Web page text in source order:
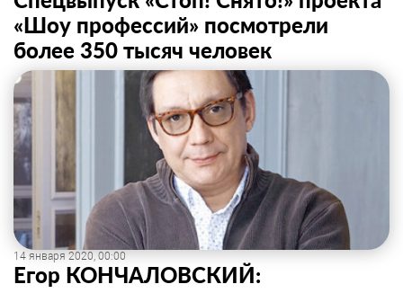
«Шоу профессий» посмотрели
более 350 тысяч человек
14 января 2020, 00:00
Егор КОНЧАЛОВСКИЙ: